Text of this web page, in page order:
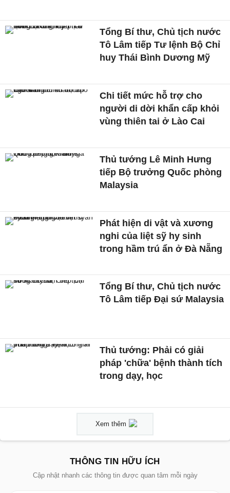
Tổng Bí thư, Chủ tịch nước
Tô Lâm tiếp Tư lệnh Bộ Chỉ
huy Thái Bình Dương Mỹ
Chi tiết mức hỗ trợ cho
người di dời khẩn cấp khỏi
vùng thiên tai ở Lào Cai
Thủ tướng Lê Minh Hưng
tiếp Bộ trưởng Quốc phòng
Malaysia
Phát hiện di vật và xương
nghi của liệt sỹ hy sinh
trong hầm trú ẩn ở Đà Nẵng
Tổng Bí thư, Chủ tịch nước
Tô Lâm tiếp Đại sứ Malaysia
Thủ tướng: Phải có giải
pháp 'chữa' bệnh thành tích
trong dạy, học
Xem thêm
THÔNG TIN HỮU ÍCH
Cập nhật nhanh các thông tin được quan tâm mỗi ngày